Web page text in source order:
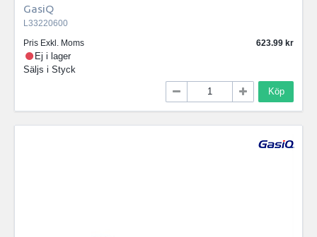
GasiQ
L33220600
Pris Exkl. Moms
623.99
Ej i lager
Säljs i Styck
Köp